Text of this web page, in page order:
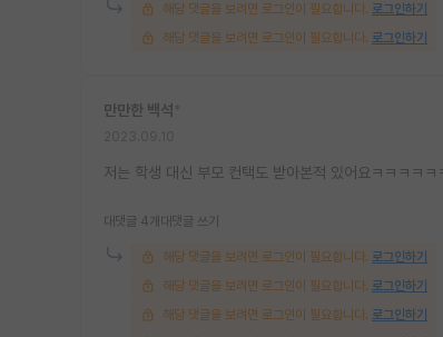
해당 댓글을 보려면 로그인이 필요합니다. 로그인하기
해당 댓글을 보려면 로그인이 필요합니다. 로그인하기
만만한 백석
저는 학생 대신 부모 컨택도 받아본적 있어요ㅋㅋㅋㅋ
대댓글 4개 대댓글 쓰기
해당 댓글을 보려면 로그인이 필요합니다. 로그인하기
해당 댓글을 보려면 로그인이 필요합니다. 로그인하기
해당 댓글을 보려면 로그인이 필요합니다. 로그인하기